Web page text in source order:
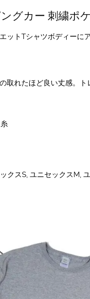
グカー 刺繍ポ
ットTシャツボディーに
取れたほど良い丈感。
クスS, ユニセックスM,